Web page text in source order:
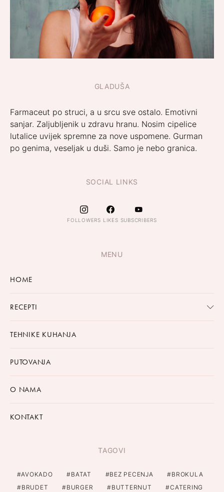
GLADUŠA
Farmaceut po struci, a u srcu sve ostalo. Emotivni
sanjar. Zaljubljenik u zdravu hranu. Nosim cipelice
lutalice uvijek spremne za nove uspomene. Gurman
po genima, veseljak u duši. Samo je nebo granica.
SOCIAL LINKS
FOLLOWERS LIKES SUBSCRIBERS
MENU
HOME
RECEPTI
TEHNIKE KUHANJA
PUTOVANJA
O NAMA
KONTAKT
TAGOVI
AVOKADO BATAT BEZ PECENJA
BROKULA
BRUDET
BURGER BUTTERNUT
CATERING